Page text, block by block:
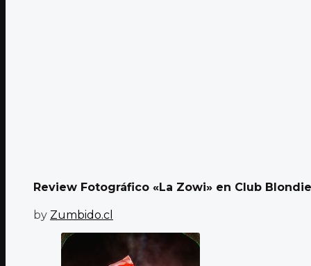
Review Fotográfico «La Zowi» en Club Blondie
by Zumbido.cl